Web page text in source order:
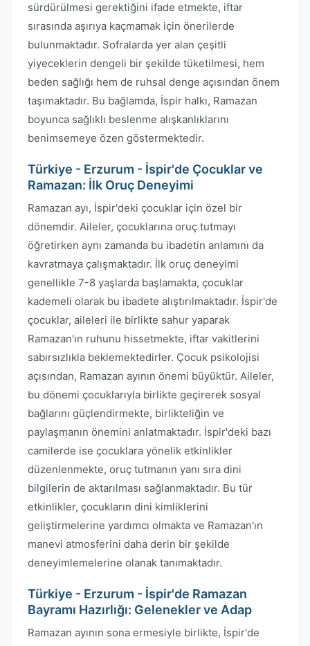
sürdürülmesi gerektiğini ifade etmekte, iftar
sırasında aşırıya kaçmamak için önerilerde
bulunmaktadır. Sofralarda yer alan çeşitli
yiyeceklerin dengeli bir şekilde tüketilmesi, hem
beden sağlığı hem de ruhsal denge açısından önem
taşımaktadır. Bu bağlamda, İspir halkı, Ramazan
boyunca sağlıklı beslenme alışkanlıklarını
benimsemeye özen göstermektedir.
Türkiye - Erzurum - İspir'de Çocuklar ve
Ramazan: İlk Oruç Deneyimi
Ramazan ayı, İspir'deki çocuklar için özel bir
dönemdir. Aileler, çocuklarına oruç tutmayı
öğretirken aynı zamanda bu ibadetin anlamını da
kavratmaya çalışmaktadır. İlk oruç deneyimi
genellikle 7-8 yaşlarda başlamakta, çocuklar
kademeli olarak bu ibadete alıştırılmaktadır. İspir'de
çocuklar, aileleri ile birlikte sahur yaparak
Ramazan'ın ruhunu hissetmekte, iftar vakitlerini
sabırsızlıkla beklemektedirler. Çocuk psikolojisi
açısından, Ramazan ayının önemi büyüktür. Aileler,
bu dönemi çocuklarıyla birlikte geçirerek sosyal
bağlarını güçlendirmekte, birlikteliğin ve
paylaşmanın önemini anlatmaktadır. İspir'deki bazı
camilerde ise çocuklara yönelik etkinlikler
düzenlenmekte, oruç tutmanın yanı sıra dini
bilgilerin de aktarılması sağlanmaktadır. Bu tür
etkinlikler, çocukların dini kimliklerini
geliştirmelerine yardımcı olmakta ve Ramazan'ın
manevi atmosferini daha derin bir şekilde
deneyimlemelerine olanak tanımaktadır.
Türkiye - Erzurum - İspir'de Ramazan
Bayramı Hazırlığı: Gelenekler ve Adap
Ramazan ayının sona ermesiyle birlikte, İspir'de